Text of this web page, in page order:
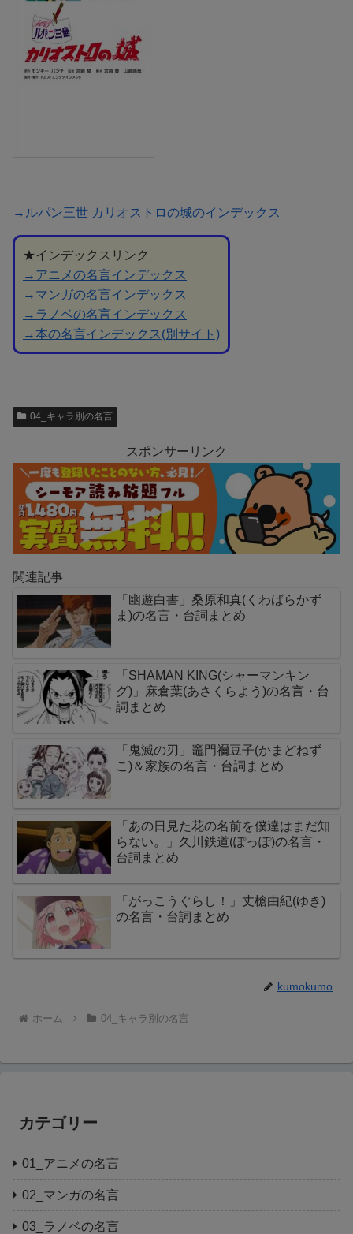
→ルパン三世 カリオストロの城のインデックス
★インデックスリンク
→アニメの名言インデックス
→マンガの名言インデックス
→ラノベの名言インデックス
→本の名言インデックス(別サイト)
04_キャラ別の名言
スポンサーリンク
関連記事
「幽遊白書」桑原和真(くわばらかず
ま)の名言・台詞まとめ
「SHAMAN KING(シャーマンキン
グ)」麻倉葉(あさくらよう)の名言・台
詞まとめ
「鬼滅の刃」竈門禰豆子(かまどねず
こ)＆家族の名言・台詞まとめ
「あの日見た花の名前を僕達はまだ知
らない。」久川鉄道(ぽっぽ)の名言・
台詞まとめ
「がっこうぐらし！」丈槍由紀(ゆき)
の名言・台詞まとめ
kumokumo
ホーム 04_キャラ別の名言
カテゴリー
01_アニメの名言
02_マンガの名言
03_ラノベの名言